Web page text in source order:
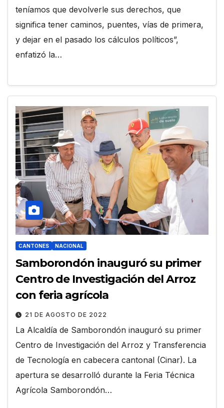
teníamos que devolverle sus derechos, que
significa tener caminos, puentes, vías de primera,
y dejar en el pasado los cálculos políticos”,
enfatizó la…
CANTONES NACIONAL
Samborondón inauguró su primer
Centro de Investigación del Arroz
con feria agrícola
21 DE AGOSTO DE 2022
La Alcaldía de Samborondón inauguró su primer
Centro de Investigación del Arroz y Transferencia
de Tecnología en cabecera cantonal (Cinar). La
apertura se desarrolló durante la Feria Técnica
Agrícola Samborondón…